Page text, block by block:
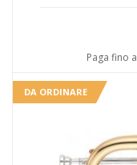
Paga fino a
DA ORDINARE